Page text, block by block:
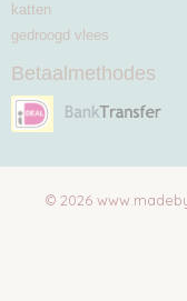
katten
gedroogd vlees
Betaalmethodes
© 2026